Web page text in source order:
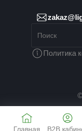
Политика
Главная B2B